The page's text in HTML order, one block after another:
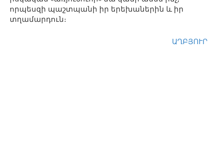
որպեսզի պաշտպանի իր երեխաներին և իր
տղամարդուն։
ԱՂԲՅՈՒՐ